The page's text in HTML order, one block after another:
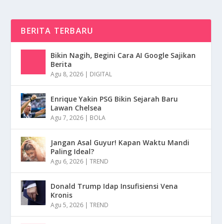
BERITA TERBARU
Bikin Nagih, Begini Cara AI Google Sajikan
Berita
Agu 8, 2026 | DIGITAL
Enrique Yakin PSG Bikin Sejarah Baru
Lawan Chelsea
Agu 7, 2026 | BOLA
Jangan Asal Guyur! Kapan Waktu Mandi
Paling Ideal?
Agu 6, 2026 |TREND
Donald Trump Idap Insufisiensi Vena
Kronis
Agu 5, 2026 |TREND